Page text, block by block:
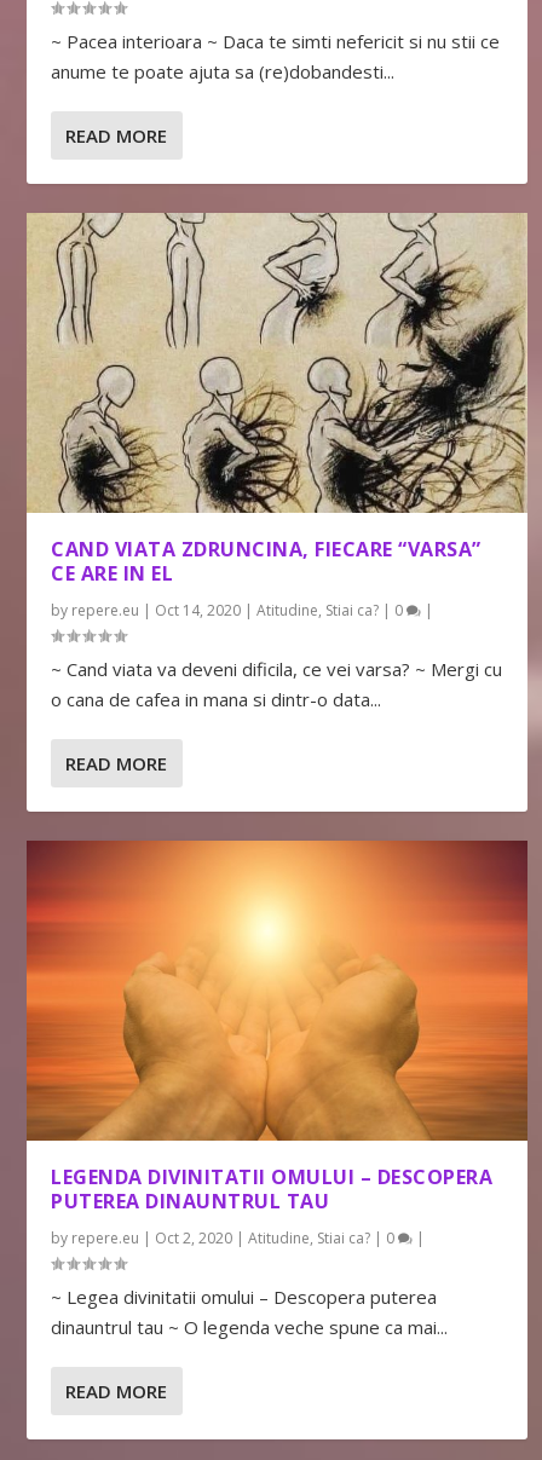
~ Pacea interioara ~ Daca te simti nefericit si nu stii ce
anume te poate ajuta sa (re)dobandesti...
READ MORE
CAND VIATA ZDRUNCINA, FIECARE “VARSA”
CE ARE IN EL
by repere.eu | Oct 14, 2020 |Atitudine, Stiai ca? | 0 |
~ Cand viata va deveni dificila, ce vei varsa? ~ Mergi cu
o cana de cafea in mana si dintr-o data...
READ MORE
LEGENDA DIVINITATII OMULUI – DESCOPERA
PUTEREA DINAUNTRUL TAU
by repere.eu | Oct 2, 2020 |Atitudine, Stiai ca? | 0 |
~ Legea divinitatii omului – Descopera puterea
dinauntrul tau ~ O legenda veche spune ca mai...
READ MORE